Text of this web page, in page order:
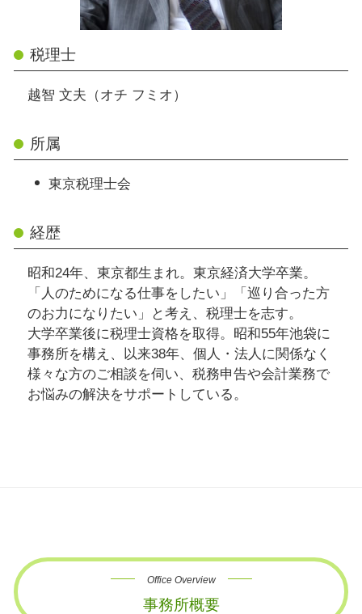
税理士
越智 文夫（オチ フミオ）
所属
東京税理士会
経歴
昭和24年、東京都生まれ。東京経済大学卒業。
「人のためになる仕事をしたい」「巡り合った方
のお力になりたい」と考え、税理士を志す。
大学卒業後に税理士資格を取得。昭和55年池袋に
事務所を構え、以来38年、個人・法人に関係なく
様々な方のご相談を伺い、税務申告や会計業務で
お悩みの解決をサポートしている。
Office Overview
事務所概要